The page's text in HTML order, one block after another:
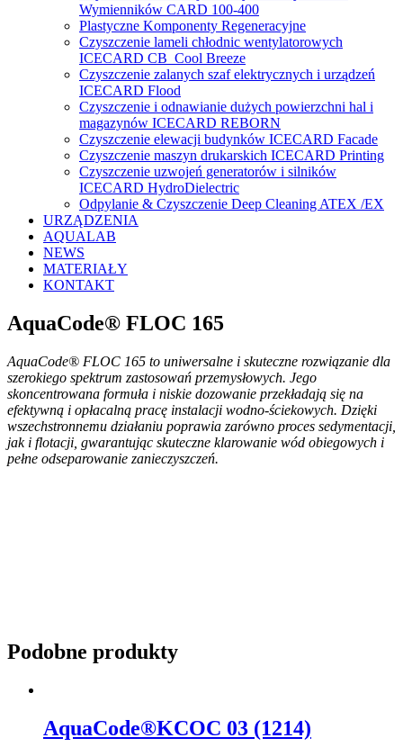
Wymienników CARD 100-400
Plastyczne Komponenty Regeneracyjne
Czyszczenie lameli chłodnic wentylatorowych
ICECARD CB Cool Breeze
Czyszczenie zalanych szaf elektrycznych i urządzeń
ICECARD Flood
Czyszczenie i odnawianie dużych powierzchni hal i
magazynów ICECARD REBORN
Czyszczenie elewacji budynków ICECARD Facade
Czyszczenie maszyn drukarskich ICECARD Printing
Czyszczenie uzwojeń generatorów i silników
ICECARD HydroDielectric
Odpylanie & Czyszczenie Deep Cleaning ATEX /EX
URZĄDZENIA
AQUALAB
NEWS
MATERIAŁY
KONTAKT
AquaCode® FLOC 165
AquaCode® FLOC 165 to uniwersalne i skuteczne rozwiązanie dla
szerokiego spektrum zastosowań przemysłowych. Jego
skoncentrowana formuła i niskie dozowanie przekładają się na
efektywną i opłacalną pracę instalacji wodno-ściekowych. Dzięki
wszechstronnemu działaniu poprawia zarówno proces sedymentacji,
jak i flotacji, gwarantując skuteczne klarowanie wód obiegowych i
pełne odseparowanie zanieczyszczeń.
Podobne produkty
AquaCode®KCOC 03 (1214)